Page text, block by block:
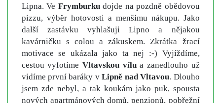
Lipna. Ve Frymburkudojde na pozdně obědovou
pizzu, výběr hotovosti a menšímu nákupu. Jako
další zastávku vyhlašuji Lipno a nějakou
kavárničku s colou a zákuskem. Zkrátka žrací
motivace se ukázala jako ta nej :-) Vyjíždíme,
cestou vyfotíme Vltavskou vílua zanedlouho už
vidíme první baráky vLipně nad Vltavou. Dlouho
jsem zde nebyl, a tak koukám jako puk, spousta
nových apartmánových domů, penzionů, pobřežní